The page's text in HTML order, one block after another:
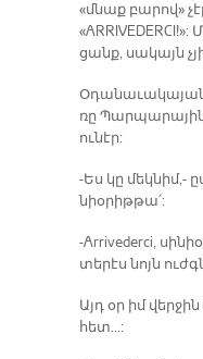
«մնաք բա­րով»
ցանք, սա­կայն
ռը
ու­նէր:
-Ես կը մեկ­նիմ,-
նիօ­րիթ­թա՛:
-Arrivederci,
տե­րէս նոյն
Այդ օր իմ
հետ...: